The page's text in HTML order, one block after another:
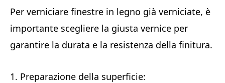
Per verniciare finestre in legno già verniciate, è
importante scegliere la giusta vernice per
garantire la durata e la resistenza della finitura.
1. Preparazione della superficie: